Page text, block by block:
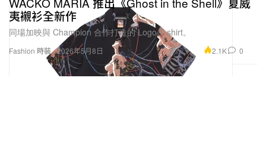
Fashion 時裝
夷襯衫全新作
同場加映與 Champion 合作打造的 Logo T-shirt。
2026年5月8日 2.1K 0